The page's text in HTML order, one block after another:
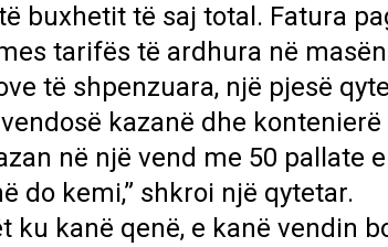
buxhetit të saj total. Fatura
tarifës të ardhura në
të shpenzuara, një pjesë
kazanë dhe
në një vend me 50 pallate
do kemi,” shkroi një qytetar.
ku kanë qenë, e kanë vendin